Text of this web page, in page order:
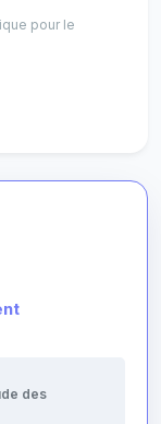
pour le
des